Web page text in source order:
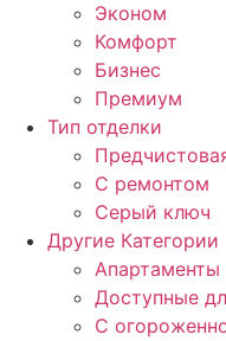
Эконом
Комфорт
Бизнес
Премиум
Тип отделки
С ремонтом
Серый ключ
Другие Категории
Апартаменты
Доступные
С